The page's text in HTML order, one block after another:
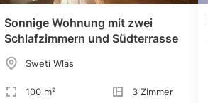
Sonnige Wohnung mit zwei
Schlafzimmern und Südterrasse
Sweti Wlas
100 m² 3 Zimmer